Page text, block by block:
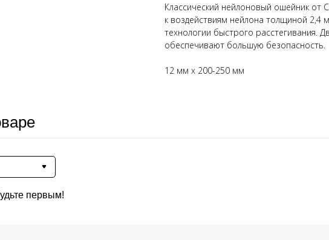
Классический нейлоновый ошейник от
к воздействиям нейлона толщиной 2,4
технологии быстрого расстегивания.
обеспечивают большую безопасность.
12 мм x 200-250 мм
первым!